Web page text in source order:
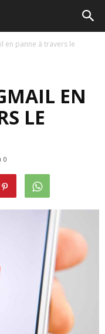
en panne à travers le
EN
LE
0